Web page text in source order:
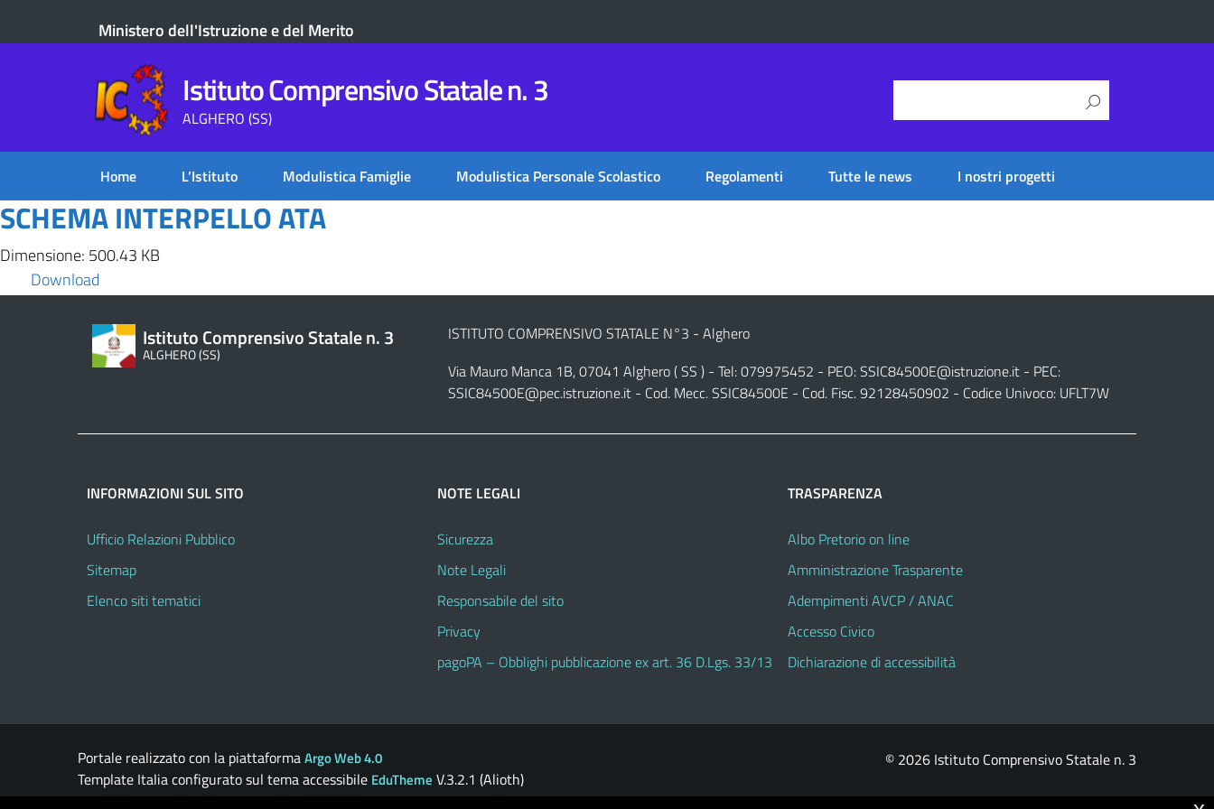
Ministero dell'Istruzione e del Merito
Istituto Comprensivo Statale n. 3
ALGHERO (SS)
Home L’Istituto Modulistica Famiglie Modulistica Personale Scolastico Regolamenti Tutte le news I nostri progetti
SCHEMA INTERPELLO ATA
Dimensione: 500.43 KB
Download
Istituto Comprensivo Statale n. 3
ALGHERO (SS)
ISTITUTO COMPRENSIVO STATALE N°3 - Alghero
Via Mauro Manca 1B, 07041 Alghero ( SS ) - Tel: 079975452 - PEO:SSIC84500E@istruzione.it- PEC:
SSIC84500E@pec.istruzione.it- Cod. Mecc. SSIC84500E - Cod. Fisc. 92128450902 - Codice Univoco: UFLT7W
INFORMAZIONI SUL SITO
Ufficio Relazioni Pubblico
Sitemap
Elenco siti tematici
NOTE LEGALI
Sicurezza
Note Legali
Responsabile del sito
Privacy
pagoPA – Obblighi pubblicazione ex art. 36 D.Lgs. 33/13
TRASPARENZA
Albo Pretorio on line
Amministrazione Trasparente
Adempimenti AVCP / ANAC
Accesso Civico
Dichiarazione di accessibilità
Portale realizzato con la piattaformaArgo Web 4.0
Template Italia configurato sul tema accessibile EduTheme V.3.2.1 (Alioth)
© 2026 Istituto Comprensivo Statale n. 3